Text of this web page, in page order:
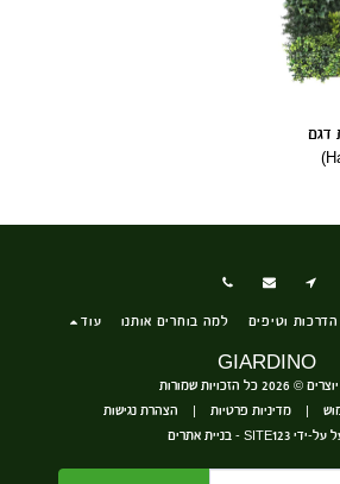
דגם
GIARDINO
כל הזכויות שמורות
מדיניות פרטיות
הצהרת נגישות
על-ידי SITE123
- בניית אתרים
הדרכות וטיפים למה בוחרים אותנו עוד